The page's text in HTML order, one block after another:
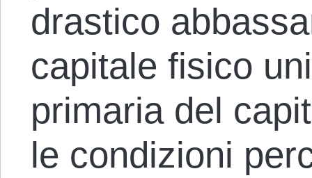
drastico
capitale fisico
primaria del
le condizioni